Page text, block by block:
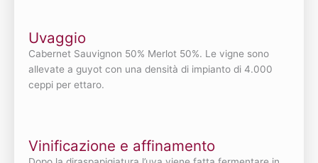
Uvaggio
Cabernet Sauvignon 50% Merlot 50%. Le vigne sono
allevate a guyot con una densità di impianto di 4.000
ceppi per ettaro.
Vinificazione e affinamento